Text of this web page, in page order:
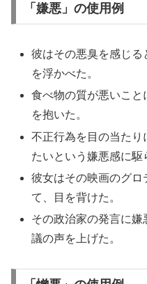
「嫌悪」の使用例
彼はその悪臭を感じ
を浮かべた。
食べ物の質が悪いこ
を抱いた。
不正行為を目の当た
たいという嫌悪感に駆
彼女はその映画のグロ
て、目を背けた。
その政治家の発言に
議の声を上げた。